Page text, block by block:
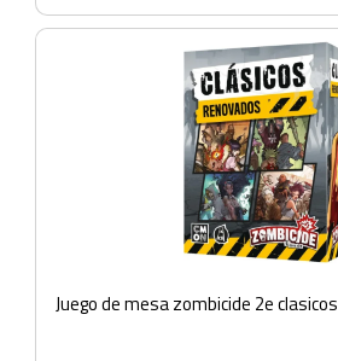
Juego de mesa zombicide 2e